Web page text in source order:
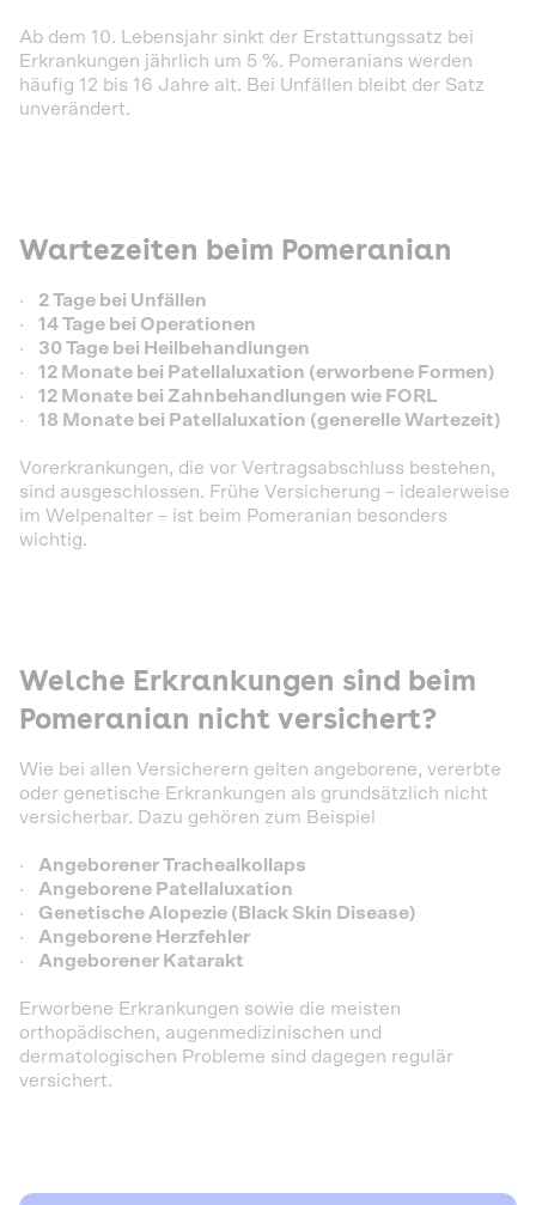
Ab dem 10. Lebensjahr sinkt der Erstattungssatz bei
Erkrankungen jährlich um 5 %. Pomeranians werden
häufig 12 bis 16 Jahre alt. Bei Unfällen bleibt der Satz
unverändert.
Wartezeiten beim Pomeranian
· 2 Tage bei Unfällen
· 14 Tage bei Operationen
· 30 Tage bei Heilbehandlungen
· 12 Monate bei Patellaluxation (erworbene Formen)
· 12 Monate bei Zahnbehandlungen wie FORL
· 18 Monate bei Patellaluxation (generelle Wartezeit)
Vorerkrankungen, die vor Vertragsabschluss bestehen,
sind ausgeschlossen. Frühe Versicherung – idealerweise
im Welpenalter – ist beim Pomeranian besonders
wichtig.
Welche Erkrankungen sind beim
Pomeranian nicht versichert?
Wie bei allen Versicherern gelten angeborene, vererbte
oder genetische Erkrankungen als grundsätzlich nicht
versicherbar. Dazu gehören zum Beispiel
· Angeborener Trachealkollaps
· Angeborene Patellaluxation
· Genetische Alopezie (Black Skin Disease)
· Angeborene Herzfehler
· Angeborener Katarakt
Erworbene Erkrankungen sowie die meisten
orthopädischen, augenmedizinischen und
dermatologischen Probleme sind dagegen regulär
versichert.